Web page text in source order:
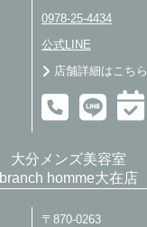
0978-25-4434
公式LINE
店舗詳細はこちら
大分メンズ美容室
branch homme大在店
〒870-0263